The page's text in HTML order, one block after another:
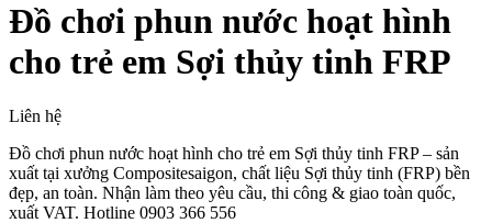
Đồ chơi phun nước hoạt hình
cho trẻ em Sợi thủy tinh FRP
Liên hệ
Đồ chơi phun nước hoạt hình cho trẻ em Sợi thủy tinh FRP – sản
xuất tại xưởng Compositesaigon, chất liệu Sợi thủy tinh (FRP) bền
đẹp, an toàn. Nhận làm theo yêu cầu, thi công & giao toàn quốc,
xuất VAT. Hotline 0903 366 556